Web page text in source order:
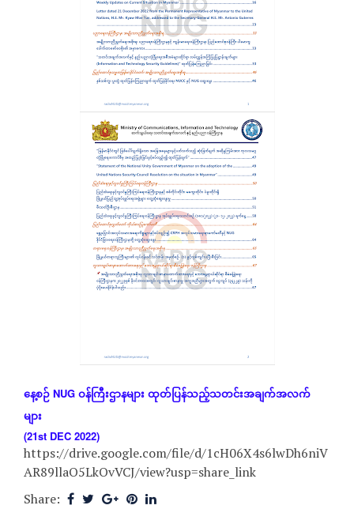
နေ့စဉ် NUG ဝန်ကြီးဌာနများ ထုတ်ပြန်သည့်သတင်းအချက်အလက်
များ
(21st DEC 2022)
https://drive.google.com/file/d/1cH06X4s6lwDh6niV
AR89llaO5LkOvVCJ/view?usp=share_link
Share: